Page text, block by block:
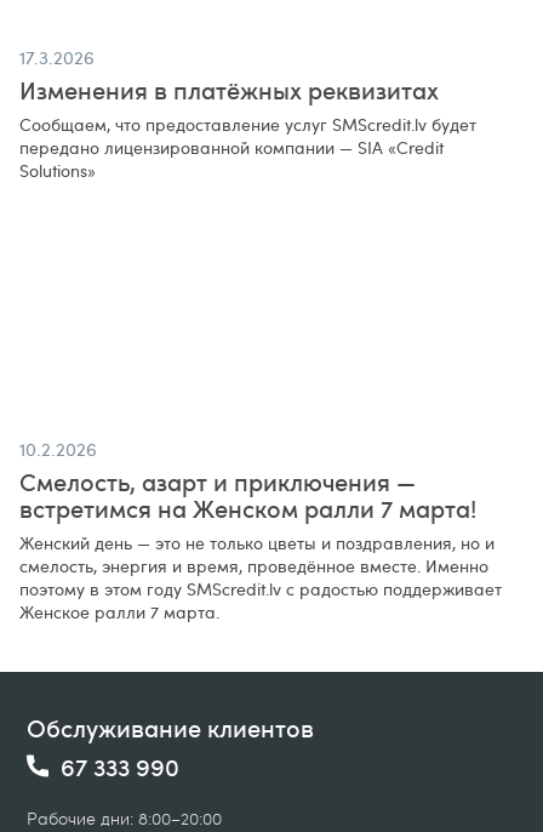
17.3.2026
Изменения в платёжных реквизитах
Сообщаем, что предоставление услуг SMScredit.lv будет
передано лицензированной компании — SIA «Credit
Solutions»
10.2.2026
Смелость, азарт и приключения —
встретимся на Женском ралли 7 марта!
Женский день — это не только цветы и поздравления, но и
смелость, энергия и время, проведённое вместе. Именно
поэтому в этом году SMScredit.lv с радостью поддерживает
Женское ралли 7 марта.
Обслуживание клиентов
67 333 990
Рабочие дни: 8:00–20:00